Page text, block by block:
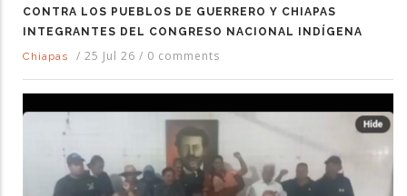
CONTRA LOS PUEBLOS DE GUERRERO Y CHIAPAS
INTEGRANTES DEL CONGRESO NACIONAL INDÍGENA
Chiapas
/ 25 Jul 26 / 0 comments